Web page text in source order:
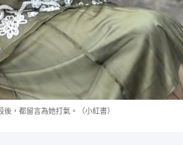
，都留言為她打氣。（小紅書）